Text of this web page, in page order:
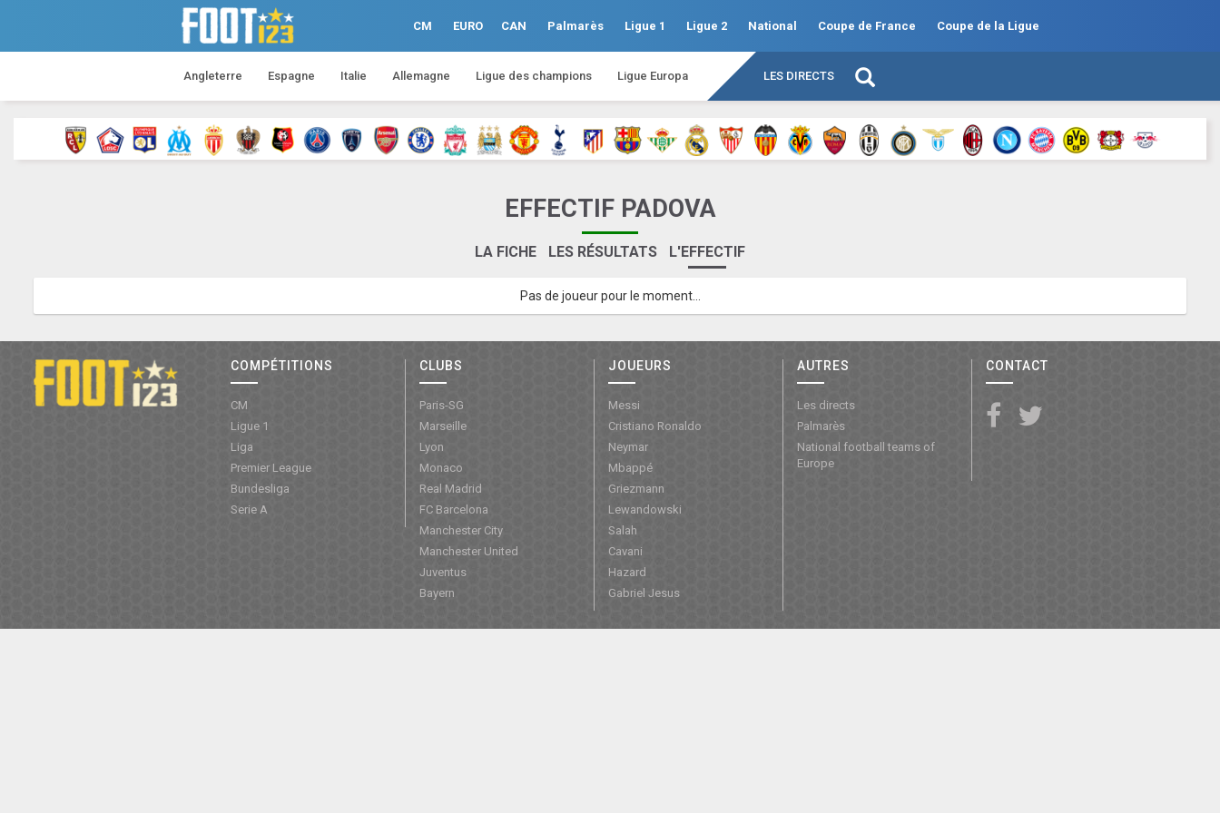
CM EURO CAN Palmarès Ligue 1 Ligue 2 National Coupe de France Coupe de la Ligue
Angleterre Espagne Italie Allemagne Ligue des champions Ligue Europa LES DIRECTS
EFFECTIF PADOVA
LA FICHE LES RÉSULTATS L'EFFECTIF
Pas de joueur pour le moment...
COMPÉTITIONS
CM
Ligue 1
Liga
Premier League
Bundesliga
Serie A
CLUBS
Paris-SG
Marseille
Lyon
Monaco
Real Madrid
FC Barcelona
Manchester City
Manchester United
Juventus
Bayern
JOUEURS
Messi
Cristiano Ronaldo
Neymar
Mbappé
Griezmann
Lewandowski
Salah
Cavani
Hazard
Gabriel Jesus
AUTRES
Les directs
Palmarès
National football teams of
Europe
CONTACT